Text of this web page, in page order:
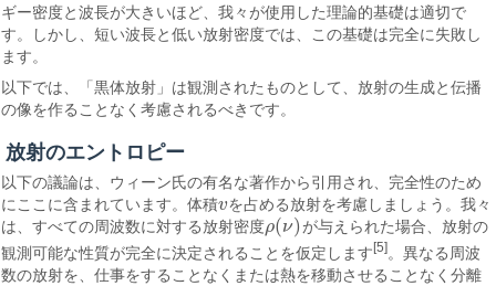
ギー密度と波長が大きいほど、我々が使用した理論的基礎は適切で
す。しかし、短い波長と低い放射密度では、この基礎は完全に失敗し
ます。
以下では、「黒体放射」は観測されたものとして、放射の生成と伝播
の像を作ることなく考慮されるべきです。
放射のエントロピー
以下の議論は、ウィーン氏の有名な著作から引用され、完全性のため
にここに含まれています。体積v
vを占める放射を考慮しましょう。我々
は、すべての周波数に対する放射密度ρ(ν)
ρ( ν) が与えられた場合、放射の
観測可能な性質が完全に決定されることを仮定します[5]。異なる周波
数の放射を、仕事をすることなくまたは熱を移動させることなく分離